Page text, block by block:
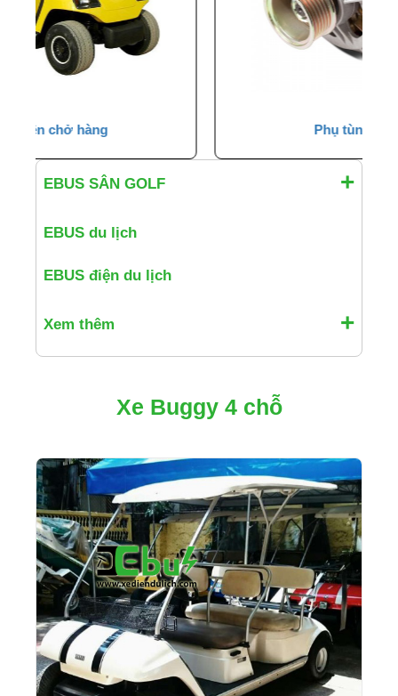
EBUS SÂN GOLF
EBUS du lịch
EBUS điện du lịch
Xem thêm
Xe Buggy 4 chỗ